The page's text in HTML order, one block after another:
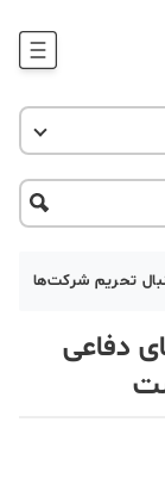
وبلاگ
جاذبه گردشگری
تحریم شرکت‌های
دفاعی